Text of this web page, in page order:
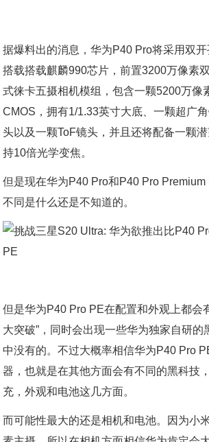
据爆料出的消息，华为P40 Pro将采用双
搭载搭载麒麟990芯片，前置3200万像素
式徕卡五摄相机模组，包含一颗5200万像
CMOS，拥有1/1.33英寸大底、一颗超广
头以及一颗ToF镜头，并且还将配备一颗
持10倍光学变焦。
但是现在华为P40 Pro和P40 Pro
不同是什么还是不知道的。
但是华为P40 Pro PE在配置和外观上都会
大突破”，同时会出现一些华为独家自研的
中没有的。不过大概率相信华为P40 Pro
器，也就是在其他方面会有不同的黑科技
充，外观和电池这几方面。
而可能性最大的还是相机和电池。因为小